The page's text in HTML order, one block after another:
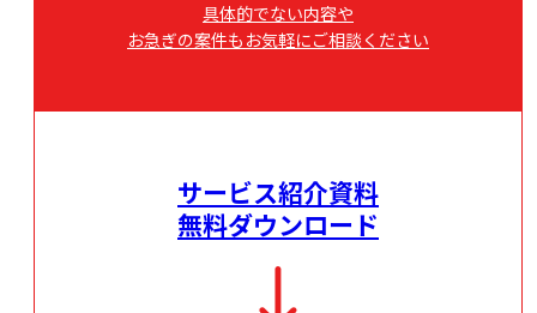
具体的でない内容や
お急ぎの案件もお気軽にご相談ください
サービス紹介資料
無料ダウンロード